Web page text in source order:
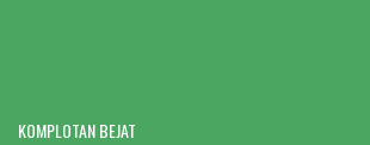
KOMPLOTAN BEJAT